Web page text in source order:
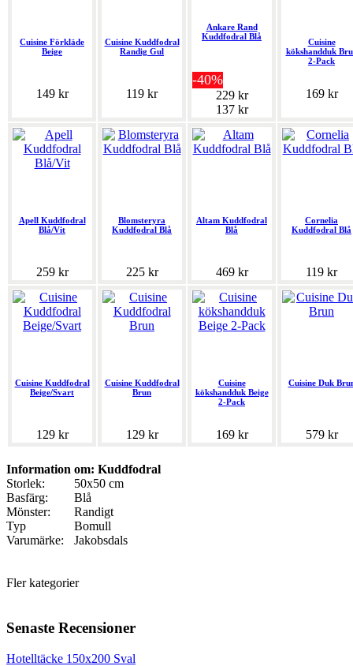
Cuisine Förkläde
Beige
149 kr
Cuisine Kuddfodral
Randig Gul
119 kr
Ankare Rand
Kuddfodral Blå
-40%
229 kr
137 kr
Cuisine
kökshandduk
2-Pack
169 kr
Apell Kuddfodral
Blå/Vit
259 kr
Blomsteryra
Kuddfodral Blå
225 kr
Altam Kuddfodral
Blå
469 kr
Cornelia
Kuddfodral Blå
119 kr
Cuisine Kuddfodral
Beige/Svart
129 kr
Cuisine Kuddfodral
Brun
129 kr
Cuisine
kökshandduk Beige
2-Pack
169 kr
Cuisine Duk
579 kr
Information om: Kuddfodral
Storlek:
50x50 cm
Basfärg:
Blå
Mönster:
Randigt
Typ
Bomull
Varumärke:
Jakobsdals
Fler kategorier
Senaste Recensioner
Hotelltäcke 150x200 Sval